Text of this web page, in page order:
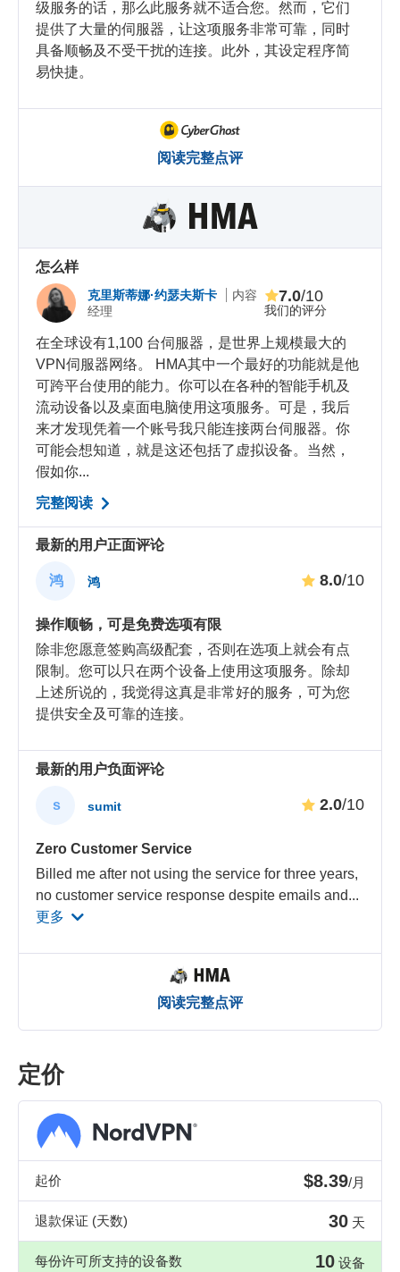
级服务的话，那么此服务就不适合您。然而，它们
提供了大量的伺服器，让这项服务非常可靠，同时
具备顺畅及不受干扰的连接。此外，其设定程序简
易快捷。
阅读完整点评
怎么样
克里斯蒂娜·约瑟夫斯卡
内容
经理
我们的评分
7.0/10
在全球设有1,100 台伺服器，是世界上规模最大的
VPN伺服器网络。 HMA其中一个最好的功能就是他
可跨平台使用的能力。你可以在各种的智能手机及
流动设备以及桌面电脑使用这项服务。可是，我后
来才发现凭着一个账号我只能连接两台伺服器。你
可能会想知道，就是这还包括了虚拟设备。当然，
假如你...
完整阅读
最新的用户正面评论
鸿 鸿 8.0/10
操作顺畅，可是免费选项有限
除非您愿意签购高级配套，否则在选项上就会有点
限制。您可以只在两个设备上使用这项服务。除却
上述所说的，我觉得这真是非常好的服务，可为您
提供安全及可靠的连接。
最新的用户负面评论
s sumit 2.0/10
Zero Customer Service
Billed me after not using the service for three years,
no customer service response despite emails and...
更多
阅读完整点评
定价
起价 $8.39/月
退款保证 (天数) 30 天
每份许可所支持的设备数 10 设备